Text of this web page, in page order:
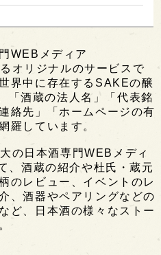
WEBメディア
オリジナルのサービスで
界中に存在するSAKEの醸
「酒蔵の法人名」「代表銘
絡先」「ホームページの有
羅しています。
の日本酒専門WEBメディ
、酒蔵の紹介や杜氏・蔵元
のレビュー、イベントのレ
、酒器やペアリングなどの
ど、日本酒の様々なストー